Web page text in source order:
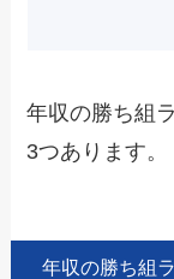
年収の勝ち組
3つあります。
年収の勝ち組